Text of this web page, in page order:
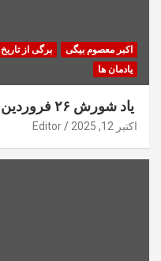
اکبر معصوم بیگی برگی از تاریخ
یادمان ها
یاد شورش ۲۶ فروردین ۱۳۵۲، اکبر معصوم‌بیگی
اکتبر 12, 2025 Editor